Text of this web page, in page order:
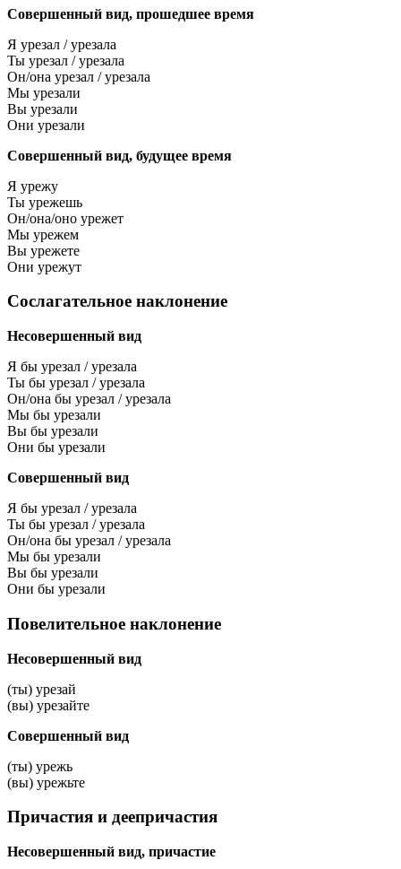
Совершенный вид, прошедшее время
Я урезал / урезала
Ты урезал / урезала
Он/она урезал / урезала
Мы урезали
Вы урезали
Они урезали
Совершенный вид, будущее время
Я урежу
Ты урежешь
Он/она/оно урежет
Мы урежем
Вы урежете
Они урежут
Сослагательное наклонение
Несовершенный вид
Я бы урезал / урезала
Ты бы урезал / урезала
Он/она бы урезал / урезала
Мы бы урезали
Вы бы урезали
Они бы урезали
Совершенный вид
Я бы урезал / урезала
Ты бы урезал / урезала
Он/она бы урезал / урезала
Мы бы урезали
Вы бы урезали
Они бы урезали
Повелительное наклонение
Несовершенный вид
(ты) урезай
(вы) урезайте
Совершенный вид
(ты) урежь
(вы) урежьте
Причастия и деепричастия
Несовершенный вид, причастие